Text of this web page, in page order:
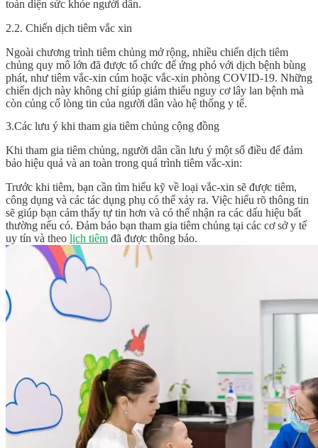
toàn diện sức khỏe người dân.
2.2. Chiến dịch tiêm vắc xin
Ngoài chương trình tiêm chủng mở rộng, nhiều chiến dịch tiêm
chủng quy mô lớn đã được tổ chức để ứng phó với dịch bệnh bùng
phát, như tiêm vắc-xin cúm hoặc vắc-xin phòng COVID-19. Những
chiến dịch này không chỉ giúp giảm thiểu nguy cơ lây lan bệnh mà
còn củng cố lòng tin của người dân vào hệ thống y tế.
3.Các lưu ý khi tham gia tiêm chủng cộng đồng
Khi tham gia tiêm chủng, người dân cần lưu ý một số điều để đảm
bảo hiệu quả và an toàn trong quá trình tiêm vắc-xin:
Trước khi tiêm, bạn cần tìm hiểu kỹ về loại vắc-xin sẽ được tiêm,
công dụng và các tác dụng phụ có thể xảy ra. Việc hiểu rõ thông tin
sẽ giúp bạn cảm thấy tự tin hơn và có thể nhận ra các dấu hiệu bất
thường nếu có. Đảm bảo bạn tham gia tiêm chủng tại các cơ sở y tế
uy tín và theo lịch tiêm đã được thông báo.